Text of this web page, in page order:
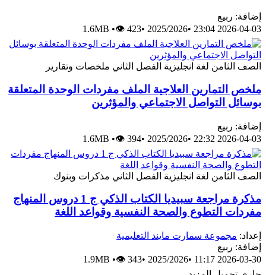
إضافة: ربيع
2026-04-03 23:04
•
2025/2026
•
1.6MB •👁 423
الصف الثامن لغة انجليزية الفصل الثاني ملخصات وتقارير
ملخص التمارين العلاجية الملف مفردات الوحدة المتعلقة
بوسائل التواصل الاجتماعي والمؤثرين
إضافة: ربيع
2026-04-03 22:32
•
2025/2026
•
1.6MB •👁 394
الصف الثامن لغة انجليزية الفصل الثاني مذكرات وبنوك
مذكرة مراجعة سبيديا الكتاب الذكي ج 1 دروس المنهاج
مفردات التطوع والصحة النفسية وقواعد اللغة
إعداد: مجموعة سمارت مايند التعليمية
إضافة: ربيع
2026-03-30 11:17
•
2025/2026
•
1.9MB •👁 343